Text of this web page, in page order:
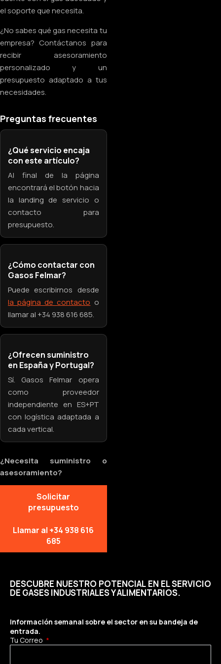
el soporte que necesita.
¿No sabes qué gas necesita tu
empresa? Contáctanos para
recibir asesoramiento
personalizado y un
presupuesto adaptado a tus
necesidades.
Preguntas frecuentes
¿Qué servicio encaja
con este artículo?
Al final de la página
encontrará el botón hacia
la landing de servicio o
contacto para
presupuesto.
¿Cómo contactar con
Gasos Felmar?
Puede escribirnos desde
la página de contacto o
llamar al +34 938 616 685.
¿Ofrecen suministro
en España y Portugal?
Sí. Gasos Felmar opera
como proveedor
independiente en ES+PT
con logística adaptada a
cada vertical.
¿Necesita suministro o
asesoramiento?
Solicitar
presupuesto
Llamar al +34 938 616
685
DESCUBRE NUESTRO POTENCIAL EN EL SERVICIO
DE GASES INDUSTRIALES Y ALIMENTARIOS.
Información semanal sobre el sector en su bandeja de
entrada.
Tu Correo